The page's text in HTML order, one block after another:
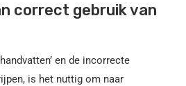
correct gebruik van
en de incorrecte
is het nuttig om naar